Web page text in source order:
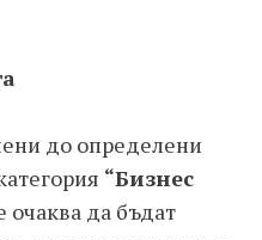
до определени
“Бизнес
очаква да бъдат